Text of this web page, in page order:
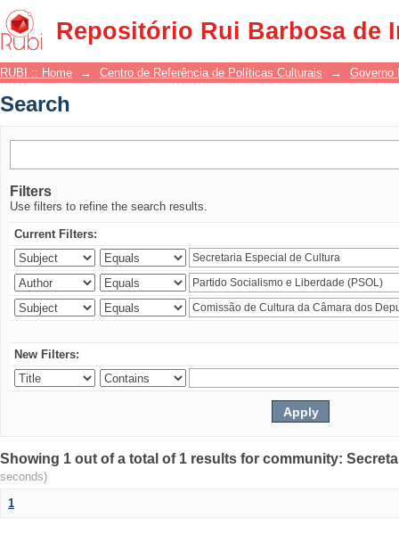
Repositório Rui Barbosa de
Search
RUBI :: Home → Centro de Referência de Políticas Culturais → Governo
Search
Filters
Use filters to refine the search results.
Current Filters:
New Filters:
Showing 1 out of a total of 1 results for community:
seconds)
1